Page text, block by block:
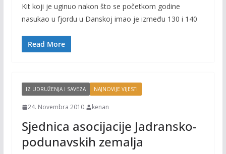
e
b
o
k
itt
er
ai p
k
Kit koji je uginuo nakon što se početkom godine
nasukao u fjordu u Danskoj imao je između 130 i 140
Read More
IZ UDRUŽENJA I SAVEZA NAJNOVIJE VIJESTI
24. Novembra 2010. kenan
Sjednica asocijacije Jadransko-
podunavskih zemalja